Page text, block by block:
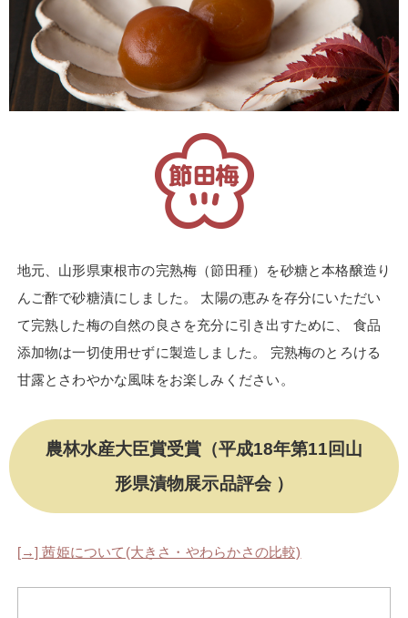
地元、山形県東根市の完熟梅（節田種）を砂糖と本格醸造り
んご酢で砂糖漬にしました。 太陽の恵みを存分にいただい
て完熟した梅の自然の良さを充分に引き出すために、 食品
添加物は一切使用せずに製造しました。 完熟梅のとろける
甘露とさわやかな風味をお楽しみください。
農林水産大臣賞受賞（平成18年第11回山
形県漬物展示品評会 ）
[→] 茜姫について(大きさ・やわらかさの比較)